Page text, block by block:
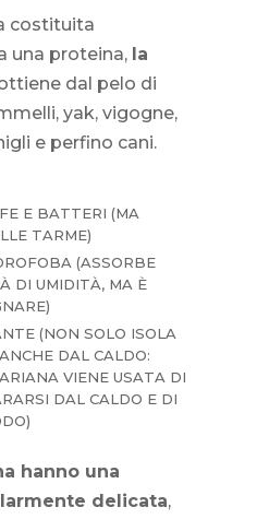
costituita
una proteina, la
dal pelo di
yak, vigogne,
e perfino cani.
E BATTERI (MA
TARME)
(ASSORBE
DI UMIDITÀ, MA È
(NON SOLO ISOLA
DAL CALDO:
VIENE USATA DI
DAL CALDO E DI
hanno una
delicata,